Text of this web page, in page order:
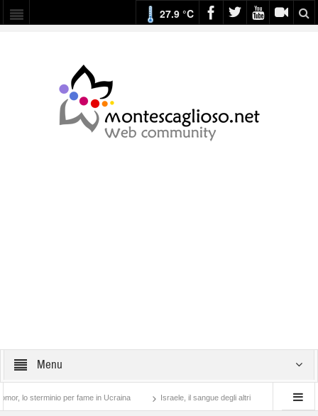
27.9 °C
Menu
per fame in Ucraina Israele, il sangue degli altri Lotta di classe…